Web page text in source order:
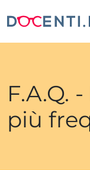
F.A.Q.
più